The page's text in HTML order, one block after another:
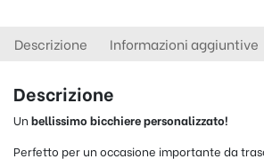
Descrizione Informazioni aggiuntive
Descrizione
Un bellissimo bicchiere personalizzato!
Perfetto per un occasione importante da